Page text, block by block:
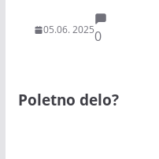
05.06. 20250
Poletno delo?